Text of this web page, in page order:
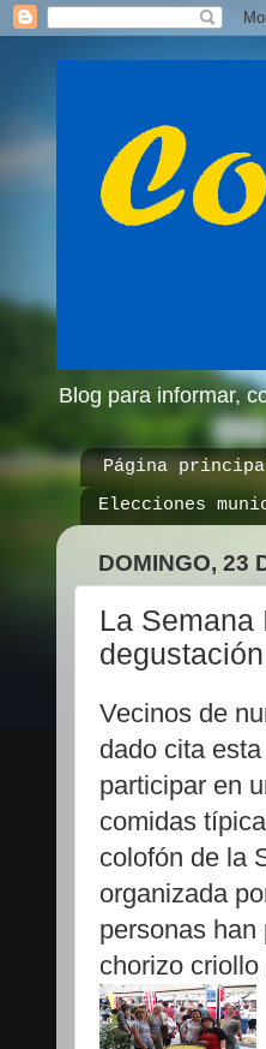
Blog para informar,
Página
Elecciones
DOMINGO, 23
La Semana
degustación
Vecinos de
dado cita
participar en
comidas
colofón de la
organizada
personas
chorizo